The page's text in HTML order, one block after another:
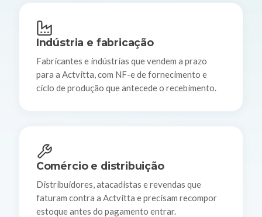
Indústria e fabricação
Fabricantes e indústrias que vendem a prazo
para a Actvitta, com NF-e de fornecimento e
ciclo de produção que antecede o recebimento.
Comércio e distribuição
Distribuidores, atacadistas e revendas que
faturam contra a Actvitta e precisam recompor
estoque antes do pagamento entrar.